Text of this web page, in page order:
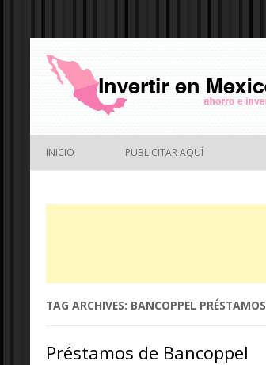
INICIO PUBLICITAR AQUÍ
TAG ARCHIVES: BANCOPPEL PRÉSTAMOS
Préstamos de Bancoppel